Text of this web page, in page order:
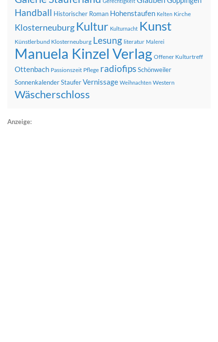
Handball Historischer Roman Hohenstaufen Kelten Kirche
Klosterneuburg Kultur Kulturnacht Kunst
Künstlerbund Klosterneuburg Lesung literatur Malerei
Manuela Kinzel Verlag Offener Kulturtreff
Ottenbach Passionszeit Pflege radiofipsSchönweiler
SonnenkalenderStauferVernissage Weihnachten Western
Wäscherschloss
Anzeige: